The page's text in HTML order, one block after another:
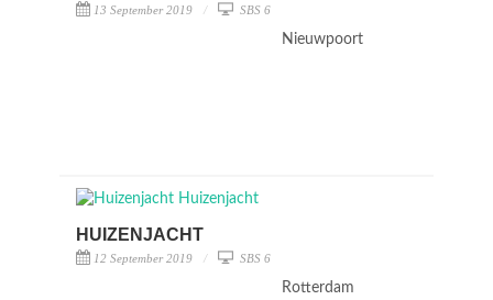
13 September 2019 SBS 6
Nieuwpoort
HUIZENJACHT
12 September 2019 SBS 6
Rotterdam